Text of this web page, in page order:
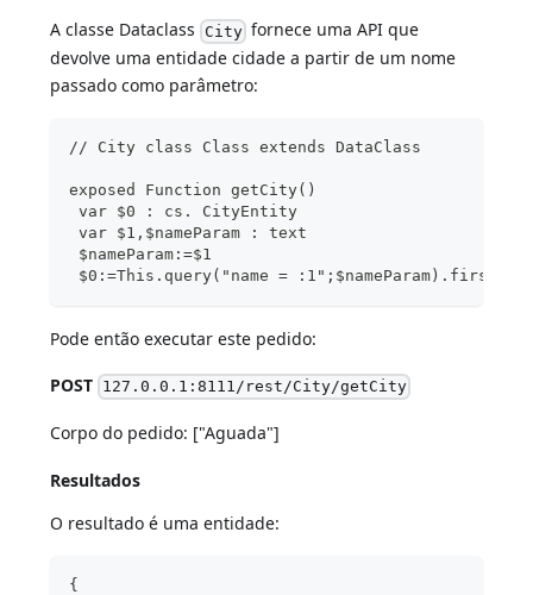
A classe Dataclass City fornece uma API que
devolve uma entidade cidade a partir de um nome
passado como parâmetro:
// City class Class extends DataClass
exposed Function getCity()
var $0 : cs. CityEntity
var $1,$nameParam : text
$nameParam:=$1
$0:=This.query("name = :1";$nameParam).first()
Pode então executar este pedido:
POST 127.0.0.1:8111/rest/City/getCity
Corpo do pedido: ["Aguada"]
Resultados
O resultado é uma entidade:
{